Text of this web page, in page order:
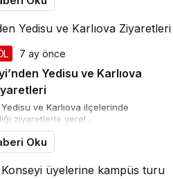
7 ay önce
Yedisu ve Karlıova
ve Karlıova ilçelerinde
ziyaretlerle yerel...
Oku